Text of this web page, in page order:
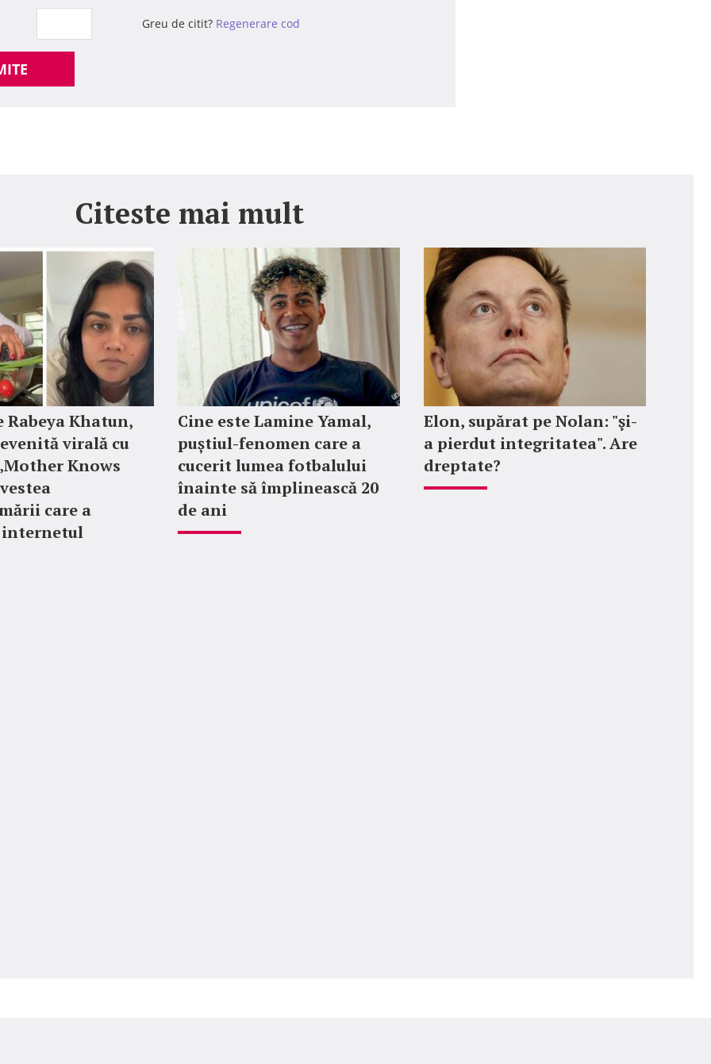
Greu de citit? Regenerare cod
Citeste mai mult
Rabeya Khatun,
virală cu
Knows
care a
Cine este Lamine Yamal,
puștiul-fenomen care a
cucerit lumea fotbalului
înainte să împlinească 20
de ani
Elon, supărat pe Nolan: "şi-
a pierdut integritatea". Are
dreptate?